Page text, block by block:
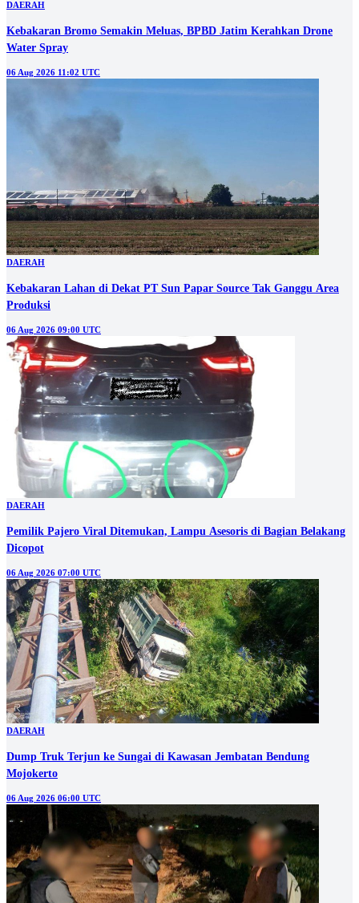
DAERAH
Kebakaran Bromo Semakin Meluas, BPBD Jatim Kerahkan Drone
Water Spray
06 Aug 2026 11:02 UTC
DAERAH
Kebakaran Lahan di Dekat PT Sun Papar Source Tak Ganggu Area
Produksi
06 Aug 2026 09:00 UTC
DAERAH
Pemilik Pajero Viral Ditemukan, Lampu Asesoris di Bagian Belakang
Dicopot
06 Aug 2026 07:00 UTC
DAERAH
Dump Truk Terjun ke Sungai di Kawasan Jembatan Bendung
Mojokerto
06 Aug 2026 06:00 UTC